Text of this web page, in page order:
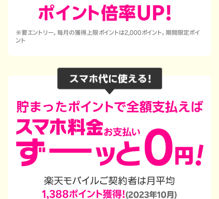
※要エントリー。毎月の獲得上限ポイントは2,000ポイント。期間限定ポイ
ント